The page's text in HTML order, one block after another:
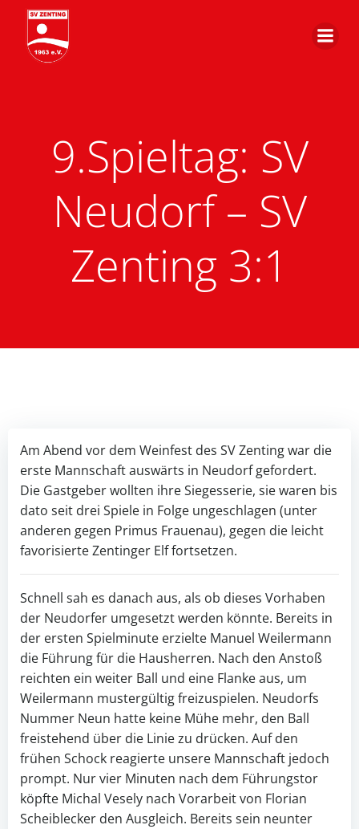
9.Spieltag: SV
Neudorf – SV
Zenting 3:1
Am Abend vor dem Weinfest des SV Zenting war die
erste Mannschaft auswärts in Neudorf gefordert.
Die Gastgeber wollten ihre Siegesserie, sie waren bis
dato seit drei Spiele in Folge ungeschlagen (unter
anderen gegen Primus Frauenau), gegen die leicht
favorisierte Zentinger Elf fortsetzen.
Schnell sah es danach aus, als ob dieses Vorhaben
der Neudorfer umgesetzt werden könnte. Bereits in
der ersten Spielminute erzielte Manuel Weilermann
die Führung für die Hausherren. Nach den Anstoß
reichten ein weiter Ball und eine Flanke aus, um
Weilermann mustergültig freizuspielen. Neudorfs
Nummer Neun hatte keine Mühe mehr, den Ball
freistehend über die Linie zu drücken. Auf den
frühen Schock reagierte unsere Mannschaft jedoch
prompt. Nur vier Minuten nach dem Führungstor
köpfte Michal Vesely nach Vorarbeit von Florian
Scheiblecker den Ausgleich. Bereits sein neunter